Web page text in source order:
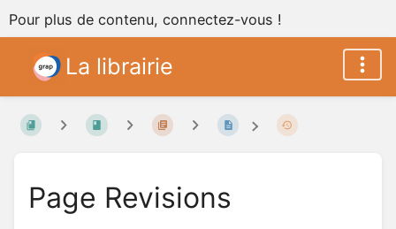
Pour plus de contenu, connectez-vous !
La librairie
Page Revisions